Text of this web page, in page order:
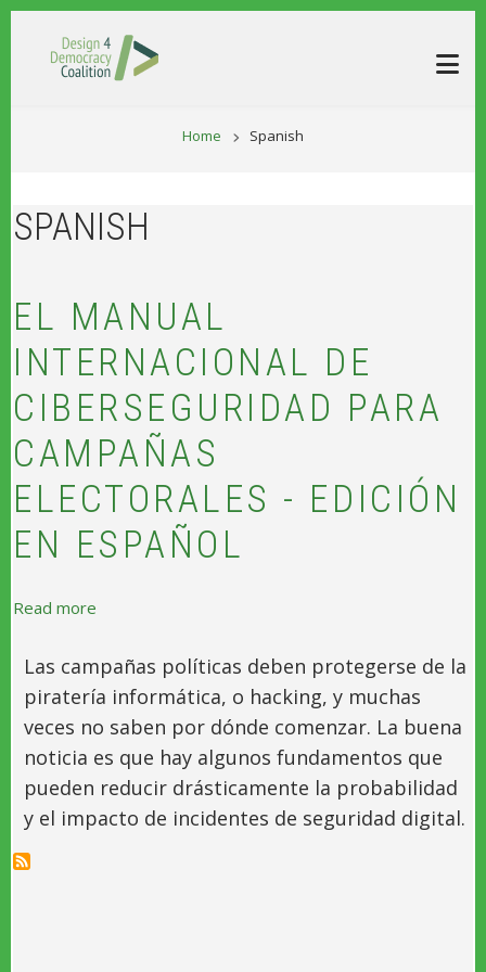
Skip to main content
Home Spanish
SPANISH
EL MANUAL
INTERNACIONAL DE
CIBERSEGURIDAD PARA
CAMPAÑAS
ELECTORALES - EDICIÓN
EN ESPAÑOL
Read more
Las campañas políticas deben protegerse de la
piratería informática, o hacking, y muchas
veces no saben por dónde comenzar. La buena
noticia es que hay algunos fundamentos que
pueden reducir drásticamente la probabilidad
y el impacto de incidentes de seguridad digital.